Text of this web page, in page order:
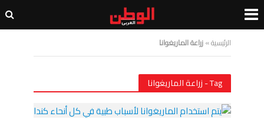
الرئيسية»زراعة الماريغوانا
Tag - زراعة الماريغوانا